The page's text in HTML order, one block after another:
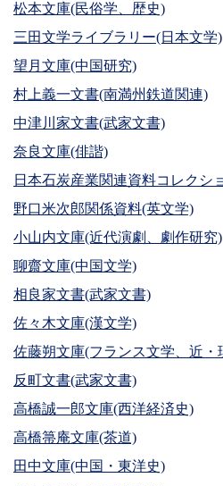
松本文庫(民俗学、歴史)
三田文学ライブラリー(日本文学)
望月文庫(中国研究)
村上義一文書(南満州鉄道関連)
中津川家文書(武家文書)
奈良文庫(俳諧)
日本石炭産業関連資料コレクシ
野口米次郎関係資料(英文学)
小山内文庫(近代演劇、劇作研究)
聊齋文庫(中国文学)
相良家文書(武家文書)
佐々木文庫(漢文学)
佐藤朔文庫(フランス文学、近・
反町文書(武家文書)
高橋誠一郎文庫(西洋経済史)
高橋箒庵文庫(茶道)
田中文庫(中国・東洋史)